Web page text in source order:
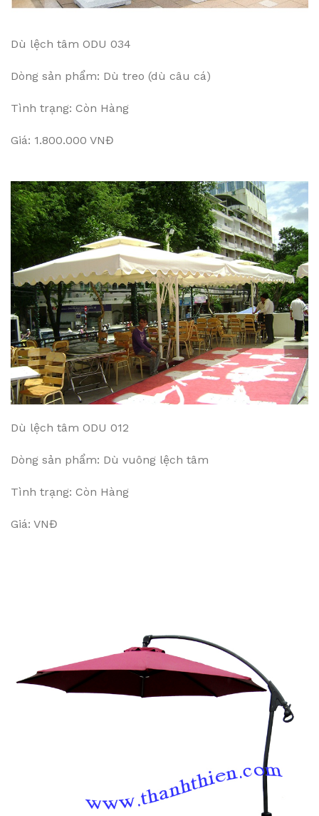
Dù lệch tâm ODU 034
Dòng sản phẩm: Dù treo (dù câu cá)
Tình trạng: Còn Hàng
Giá: 1.800.000 VNĐ
Dù lệch tâm ODU 012
Dòng sản phẩm: Dù vuông lệch tâm
Tình trạng: Còn Hàng
Giá: VNĐ